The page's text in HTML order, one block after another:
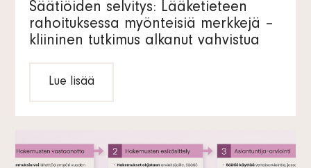
Säätiöiden selvitys: Lääketieteen
rahoituksessa myönteisiä merkkejä –
kliininen tutkimus alkanut vahvistua
Lue lisää